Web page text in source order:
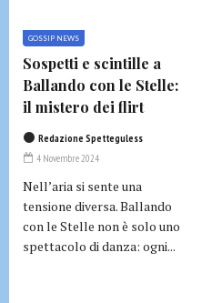
GOSSIP NEWS
Sospetti e scintille a
Ballando con le Stelle:
il mistero dei flirt
Redazione Spetteguless
4 Novembre 2024
Nell’aria si sente una
tensione diversa. Ballando
con le Stelle non è solo uno
spettacolo di danza: ogni...